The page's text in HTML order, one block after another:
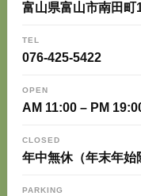
富山県富山市南田町
TEL
076-425-5422
OPEN
AM 11:00 – PM
CLOSED
年中無休（年末年始
PARKING